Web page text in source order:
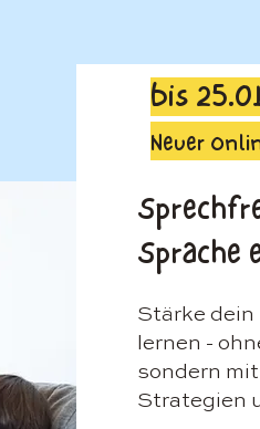
bis
Neuer
Sprache
Stärke dein
lernen -
sondern
Strategien